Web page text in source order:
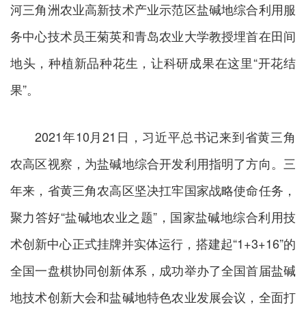
河三角洲农业高新技术产业示范区盐碱地综合利用服
务中心技术员王菊英和青岛农业大学教授埋首在田间
地头，种植新品种花生，让科研成果在这里“开花结
果”。
2021年10月21日，习近平总书记来到省黄三角
农高区视察，为盐碱地综合开发利用指明了方向。三
年来，省黄三角农高区坚决扛牢国家战略使命任务，
聚力答好“盐碱地农业之题”，国家盐碱地综合利用技
术创新中心正式挂牌并实体运行，搭建起“1+3+16”的
全国一盘棋协同创新体系，成功举办了全国首届盐碱
地技术创新大会和盐碱地特色农业发展会议，全面打